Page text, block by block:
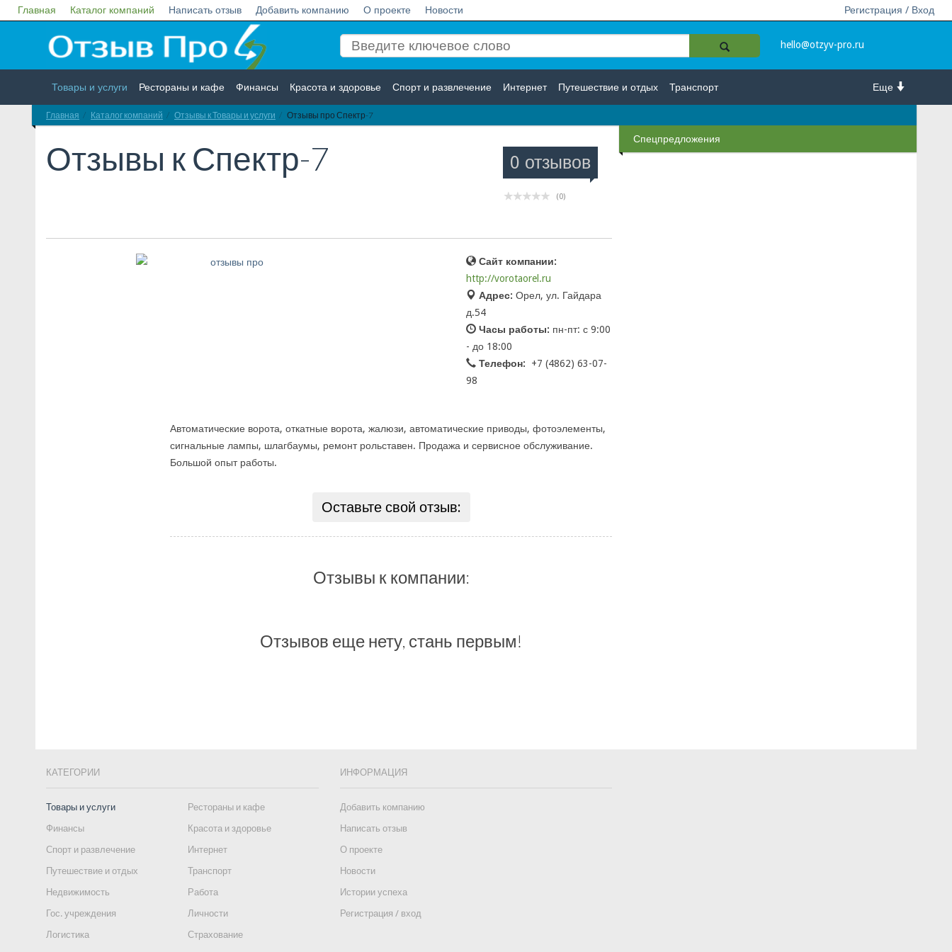
Главная Каталог компаний Написать отзыв Добавить компанию О проекте Новости Регистрация / Вход
hello@otzyv-pro.ru
Еще
Товары и услуги Рестораны и кафе Финансы Красота и здоровье Спорт и развлечение Интернет Путешествие и отдых Транспорт
Недвижимость Работа Гос. учреждения Личности Логистика
Главная Каталог компаний Отзывы к Товары и услуги Отзывы про Спектр-7
0 отзывов
(0)
Отзывы к Спектр-7
Сайт компании:
http://vorotaorel.ru
Адрес: Орел, ул. Гайдара
д.54
Часы работы: пн-пт: с 9:00
- до 18:00
Телефон:
+7 (4862) 63-07-
98
Автоматические ворота, откатные ворота, жалюзи, автоматические приводы, фотоэлементы,
сигнальные лампы, шлагбаумы, ремонт рольставен. Продажа и сервисное обслуживание.
Большой опыт работы.
Оставьте свой отзыв:
Отзывы к компании:
Отзывов еще нету, стань первым!
Спецпредложения
КАТЕГОРИИ
Товары и услуги
Рестораны и кафе
Финансы
Красота и здоровье
Спорт и развлечение
Интернет
Путешествие и отдых
Транспорт
Недвижимость
Работа
Гос. учреждения
Личности
Логистика
Страхование
ИНФОРМАЦИЯ
Добавить компанию
Написать отзыв
О проекте
Новости
Истории успеха
Регистрация / вход